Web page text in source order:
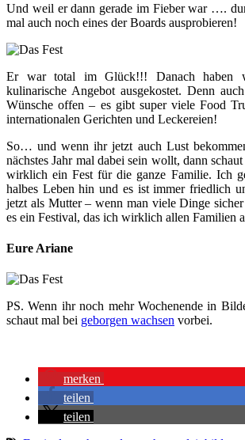
Und weil er dann gerade im Fieber war ….
mal auch noch eines der Boards ausprobieren!
Er war total im Glück!!! Danach haben
kulinarische Angebot ausgekostet. Denn
Wünsche offen – es gibt super viele Food
internationalen Gerichten und Leckereien!
So… und wenn ihr jetzt auch Lust
nächstes Jahr mal dabei sein wollt, dann
wirklich ein Fest für die ganze Familie. Ich
halbes Leben hin und es ist immer friedlich
jetzt als Mutter – wenn man viele Dinge
es ein Festival, das ich wirklich allen Familien
Eure Ariane
PS. Wenn ihr noch mehr Wochenende in
schaut mal bei geborgen wachsen vorbei.
merken
teilen
teilen